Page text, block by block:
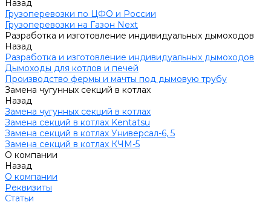
Назад
Грузоперевозки по ЦФО и России
Грузоперевозки на Газон Next
Разработка и изготовление индивидуальных дымоходов
Назад
Разработка и изготовление индивидуальных дымоходов
Дымоходы для котлов и печей
Производство фермы и мачты под дымовую трубу
Замена чугунных секций в котлах
Назад
Замена чугунных секций в котлах
Замена секций в котлах Kentatsu
Замена секций в котлах Универсал-6, 5
Замена секций в котлах КЧМ-5
О компании
Назад
О компании
Реквизиты
Статьи